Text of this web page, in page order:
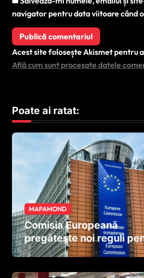
navigator pentru data viitoare când
Acest site folosește Akismet pentru
Află cum sunt procesate datele
Poate ai ratat:
MAPAMOND
Comisia Europeană
pregătește noi reguli
tutun și țigările